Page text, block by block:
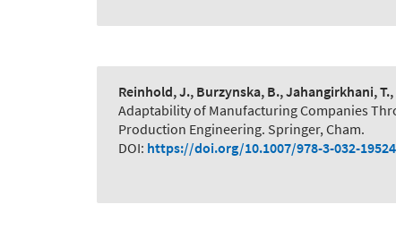
Reinhold, J., Burzynska, B., Jahangirkhani,
Adaptability of Manufacturing Companies
Production Engineering. Springer, Cham.
DOI: https://doi.org/10.1007/978-3-032-